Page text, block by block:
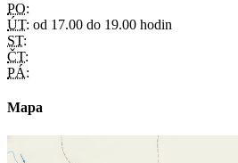
PO:
ÚT: od 17.00 do 19.00 hodin
ST:
ČT:
PÁ:
Mapa